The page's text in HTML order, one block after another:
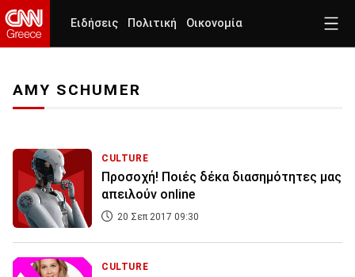
Ειδήσεις Πολιτική Οικονομία
AMY SCHUMER
CULTURE
Προσοχή! Ποιές δέκα διασημότητες μας
απειλούν online
20 Σεπ 2017 09:30
CULTURE